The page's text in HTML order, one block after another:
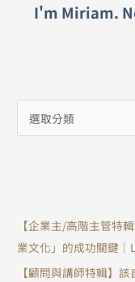
I'm Miriam.
【企業主/高階主管特
業文化」的成功關鍵
【顧問與講師特輯】